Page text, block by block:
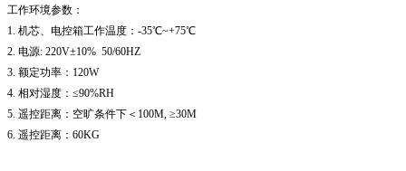
工作环境参数：
1. 机芯、电控箱工作温度：-35℃~+75℃
2. 电源: 220V±10% 50/60HZ
3. 额定功率：120W
4. 相对湿度：≤90%RH
5. 遥控距离：空旷条件下＜100M, ≥30M
6. 遥控距离：60KG